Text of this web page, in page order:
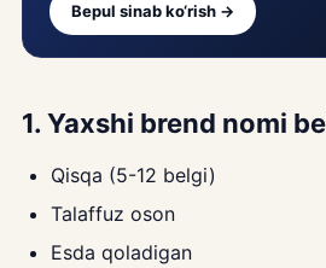
Bepul sinab ko‘rish →
1. Yaxshi brend nomi
Qisqa (5-12 belgi)
Talaffuz oson
Esda qoladigan